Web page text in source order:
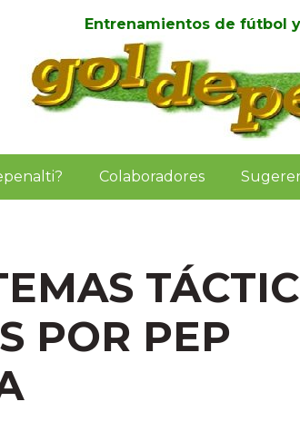
Entrenamientos de fútbol
Colaboradores
POR PEP